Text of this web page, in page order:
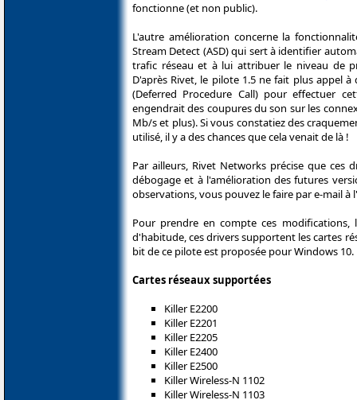
fonctionne (et non public).
L'autre amélioration concerne la
Stream Detect (ASD) qui sert à identifier
trafic réseau et à lui attribuer le niveau de
D'après Rivet, le pilote 1.5 ne fait plus appel
(Deferred Procedure Call) pour effectuer
engendrait des coupures du son sur les
Mb/s et plus). Si vous constatiez des
utilisé, il y a des chances que cela venait de là !
Par ailleurs, Rivet Networks précise que
débogage et à l'amélioration des futures
observations, vous pouvez le faire par e-mail à
Pour prendre en compte ces modifications,
d'habitude, ces drivers supportent les cartes
bit de ce pilote est proposée pour Windows 10.
Cartes réseaux supportées
Killer E2200
Killer E2201
Killer E2205
Killer E2400
Killer E2500
Killer Wireless-N 1102
Killer Wireless-N 1103